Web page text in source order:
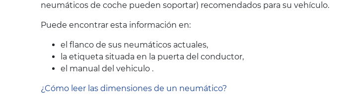
neumáticos de coche pueden soportar) recomendados para su vehículo.
Puede encontrar esta información en:
el flanco de sus neumáticos actuales,
la etiqueta situada en la puerta del conductor,
el manual del vehiculo .
¿Cómo leer las dimensiones de un neumático?